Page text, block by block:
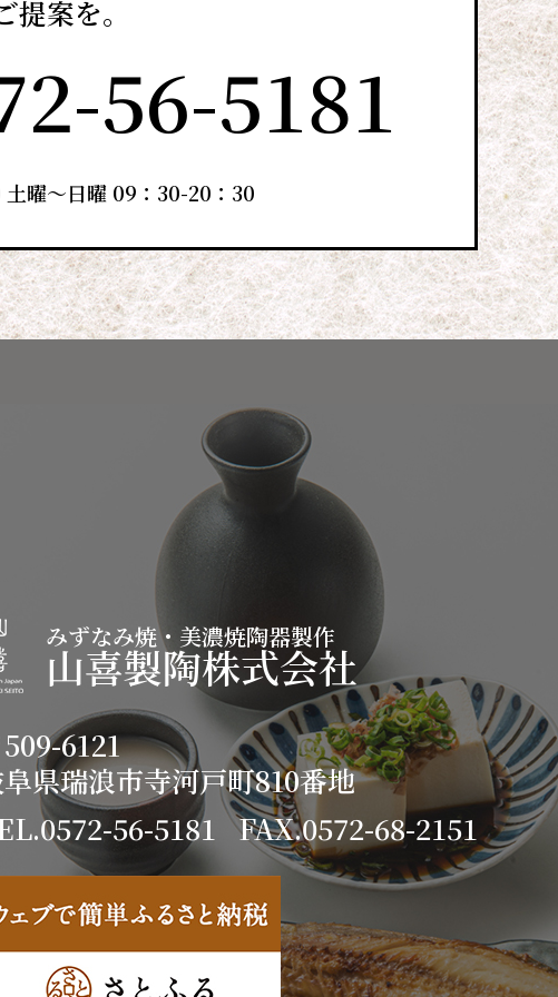
案を。
56-5181
曜～日曜 09：30-20：30
みずなみ焼・美濃焼陶器製作
山喜製陶株式会社
509-6121
県瑞浪市寺河戸町810番地
56-5181 FAX.0572-68-2151